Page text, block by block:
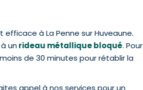
à La Penne sur Huveaune.
unrideau métallique bloqué. Pour
de 30 minutes pour rétablir la
appel à nos services pour un